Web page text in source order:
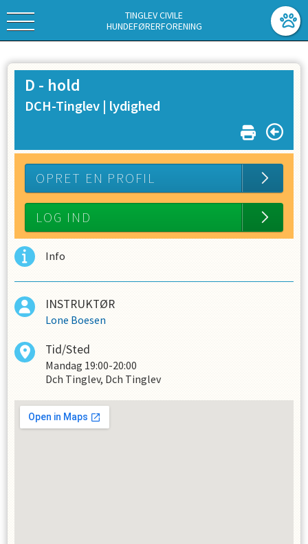
TINGLEV CIVILE
HUNDEFØRERFORENING
D - hold
DCH-Tinglev | lydighed
OPRET EN PROFIL
LOG IND
Info
INSTRUKTØR
Lone Boesen
Tid/Sted
Mandag 19:00-20:00
Dch Tinglev, Dch Tinglev